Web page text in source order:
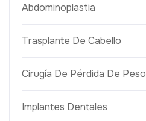
Abdominoplastia
Trasplante De Cabello
Cirugía De Pérdida De Peso
Implantes Dentales